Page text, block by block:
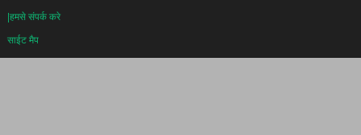
|हमसे संपर्क करे
साईट मैप